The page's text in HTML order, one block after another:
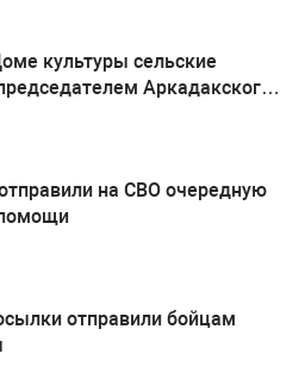
культуры сельские
Аркадакского
на СВО очередную
отправили бойцам